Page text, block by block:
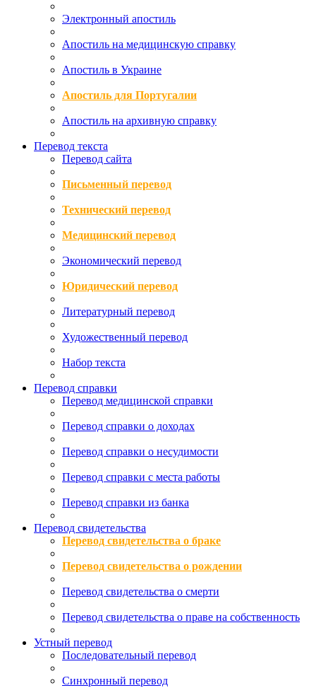
Электронный апостиль
Апостиль на медицинскую справку
Апостиль в Украине
Апостиль для Португалии
Апостиль на архивную справку
Перевод текста
Перевод сайта
Письменный перевод
Технический перевод
Медицинский перевод
Экономический перевод
Юридический перевод
Литературный перевод
Художественный перевод
Набор текста
Перевод справки
Перевод медицинской справки
Перевод справки о доходах
Перевод справки о несудимости
Перевод справки с места работы
Перевод справки из банка
Перевод свидетельства
Перевод свидетельства о браке
Перевод свидетельства о рождении
Перевод свидетельства о смерти
Перевод свидетельства о праве на собственность
Устный перевод
Последовательный перевод
Синхронный перевод